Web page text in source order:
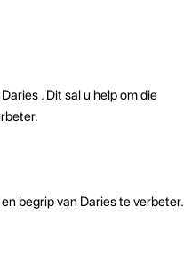
. Dit sal u help om die
begrip van Daries te verbeter.